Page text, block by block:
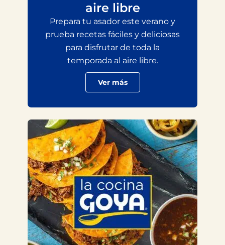
aire libre
Prepara tu asador este verano y
prueba recetas fáciles y deliciosas
para disfrutar de toda la
temporada al aire libre.
Ver más